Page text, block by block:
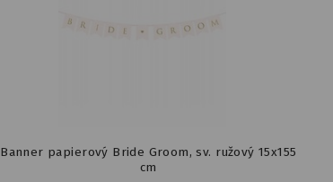
Banner papierový Bride Groom, sv. ružový 15x155
cm